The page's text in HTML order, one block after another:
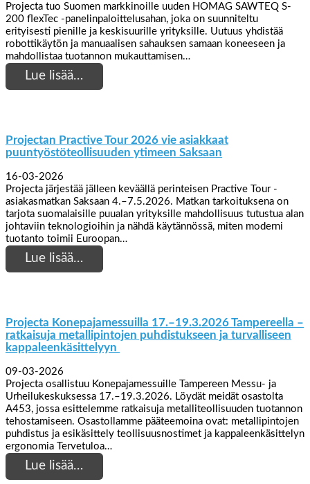
Projecta tuo Suomen markkinoille uuden HOMAG SAWTEQ S-
200 flexTec -panelinpaloittelusahan, joka on suunniteltu
erityisesti pienille ja keskisuurille yrityksille. Uutuus yhdistää
robottikäytön ja manuaalisen sahauksen samaan koneeseen ja
mahdollistaa tuotannon mukauttamisen…
Lue lisää…
Projectan Practive Tour 2026 vie asiakkaat
puuntyöstöteollisuuden ytimeen Saksaan
16-03-2026
Projecta järjestää jälleen keväällä perinteisen Practive Tour -
asiakasmatkan Saksaan 4.–7.5.2026. Matkan tarkoituksena on
tarjota suomalaisille puualan yrityksille mahdollisuus tutustua alan
johtaviin teknologioihin ja nähdä käytännössä, miten moderni
tuotanto toimii Euroopan…
Lue lisää…
Projecta Konepajamessuilla 17.–19.3.2026 Tampereella –
ratkaisuja metallipintojen puhdistukseen ja turvalliseen
kappaleenkäsittelyyn
09-03-2026
Projecta osallistuu Konepajamessuille Tampereen Messu- ja
Urheilukeskuksessa 17.–19.3.2026. Löydät meidät osastolta
A453, jossa esittelemme ratkaisuja metalliteollisuuden tuotannon
tehostamiseen. Osastollamme pääteemoina ovat: metallipintojen
puhdistus ja esikäsittely teollisuusnostimet ja kappaleenkäsittelyn
ergonomia Tervetuloa…
Lue lisää…